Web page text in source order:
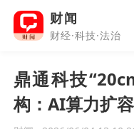
财闻
财经·科技·法治
鼎通科技
构：AI算力扩